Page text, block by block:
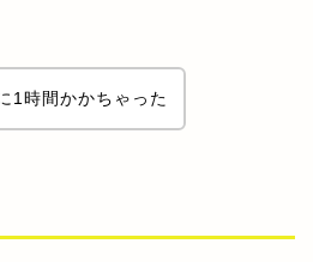
1時間かかちゃった